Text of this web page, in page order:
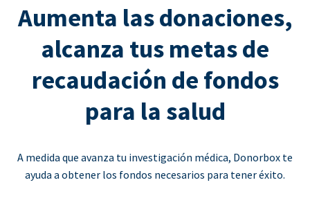
Aumenta las donaciones,
alcanza tus metas de
recaudación de fondos
para la salud
A medida que avanza tu investigación médica, Donorbox te
ayuda a obtener los fondos necesarios para tener éxito.